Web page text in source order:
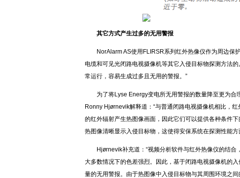
其它方式产生过多的无用警报
NorAlarm AS使用FLIRSR系列红外热像仪作为周边保
电缆和可见光闭路电视摄像机等其它入侵目标物探测方法
常运行，容易生成过多且无用的警报。”
为了将Lyse Energy变电所无用警报的数量降至更为
Ronny Hjørnevik解释道：“与普通闭路电视摄像机相比，
的红外辐射产生热图像画面，因此它们可以提供各种条件
热图像清晰显示入侵目标物，这使得安保系统在探测性能
Hjørnevik补充道：“视频分析软件与红外热像仪的结
大多数情况下的色差强烈。因此，基于闭路电视摄像机的
量的无用警报。由于热图像中入侵目标物与其周围环境之